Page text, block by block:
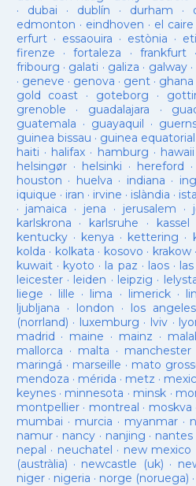
· dubai · dublín · durham ·
edmonton · eindhoven · el caire
erfurt· essaouira · estònia ·
firenze ·fortaleza · frankfurt
fribourg · galati · galiza · galway·
· geneve · genova · gent· ghana
gold coast · goteborg ·
grenoble · guadalajara ·
guatemala · guayaquil ·
guinea bissau · guinea equatorial
haiti · halifax · hamburg · hawaii
helsingør· helsinki · hereford ·
houston · huelva · indiana ·
iquique · iran · irvine · islàndia ·
· jamaica · jena · jerusalem ·
karlskrona · karlsruhe · kassel
kentucky· kenya · kettering ·
kolda · kolkata · kosovo · krakow·
kuwait· kyoto · la paz · laos·
leicester· leiden · leipzig ·
liege · lille · lima · limerick·
ljubljana · london · los angeles
(norrland) · luxemburg · lviv ·
madrid · maine · mainz ·
mallorca · malta · manchester
maringá · marseille · mato
mendoza · mérida · metz ·
keynes· minnesota · minsk ·
montpellier· montreal · moskva
mumbai · murcia · myanmar·
namur· nancy · nanjing · nantes
nepal · neuchatel · new mexico
(austràlia) · newcastle (uk) ·
niger· nigeria · norge (noruega) ·